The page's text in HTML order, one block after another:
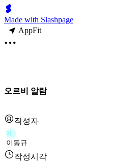
Made with Slashpage
AppFit
오르비 알람
작성자
이
이동규
작성시각